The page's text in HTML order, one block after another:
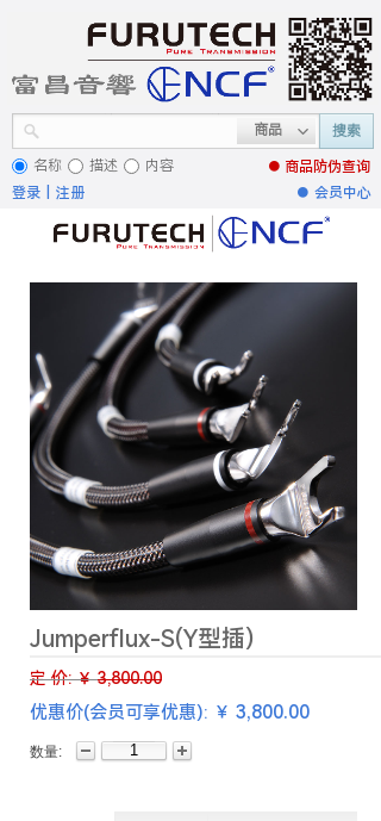
商品 搜索
名称 描述
内容
● 会员中心
登录 注册
● 商品防伪查询
Jumperflux-S(Y型插)
定 价: ￥3,800.00
优惠价(会员可享优惠): ￥ 3,800.00
数量: